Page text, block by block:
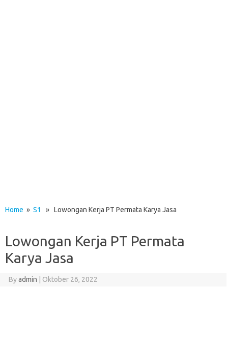
Home » S1 » Lowongan Kerja PT Permata Karya Jasa
Lowongan Kerja PT Permata
Karya Jasa
Byadmin Oktober 26, 2022